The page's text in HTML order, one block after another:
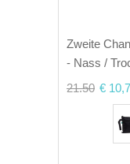
Zweite
- Nass /
21.50 €